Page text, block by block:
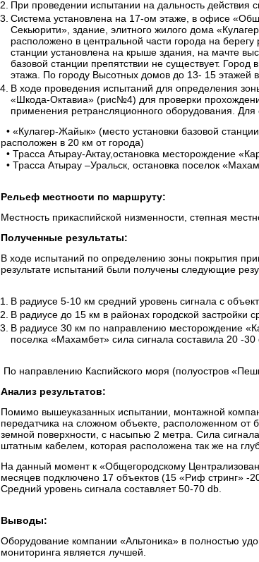
При проведении испытании на дальность
Система установлена на 17-ом этаже, в офисе
Секьюрити», здание, элитного жилого дома
расположено в центральной части города на
станции установлена на крыше здания, на мачте
базовой станции препятствии не существует.
этажа. По городу Высотных домов до 13- 15 этажей
В ходе проведения испытаний для определения
«Шкода-Октавиа» (рис№4) для проверки
применения ретрансляционного оборудования.
• «Кулагер-Жайык» (место установки базовой
расположен в 20 км от города)
• Трасса Атырау-Актау,остановка месторождение
• Трасса Атырау –Уральск, остановка поселок
Рельеф местности по маршруту:
Местность прикаспийской низменности, степная
Полученные результаты:
В ходе испытаний по определению зоны покрытия
результате испытаний были получены следующие
В радиусе 5-10 км средний уровень сигнала с
В радиусе до 15 км в районах городской застройки
В радиусе 30 км по направлению месторождение
поселка «Махамбет» сила сигнала составила 20 -30
По направлению Каспийского моря (полуостров
Анализ результатов:
Помимо вышеуказанных испытании, монтажной
передатчика на сложном объекте, расположенном от
земной поверхности, с насыпью 2 метра. Сила
штатным кабелем, которая расположена так же на
На данный момент к «Общегородскому
месяцев подключено 17 объектов (15 «Риф стринг» -
Средний уровень сигнала составляет 50-70 db.
Выводы:
Оборудование компании «Альтоника» в полностью
мониторинга является лучшей.